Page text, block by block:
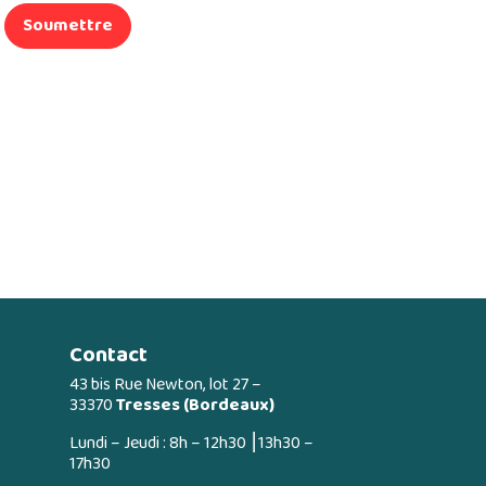
Soumettre
Contact
43 bis Rue Newton, lot 27 –
33370Tresses (Bordeaux)
Lundi – Jeudi : 8h – 12h30 ⎮13h30 –
17h30